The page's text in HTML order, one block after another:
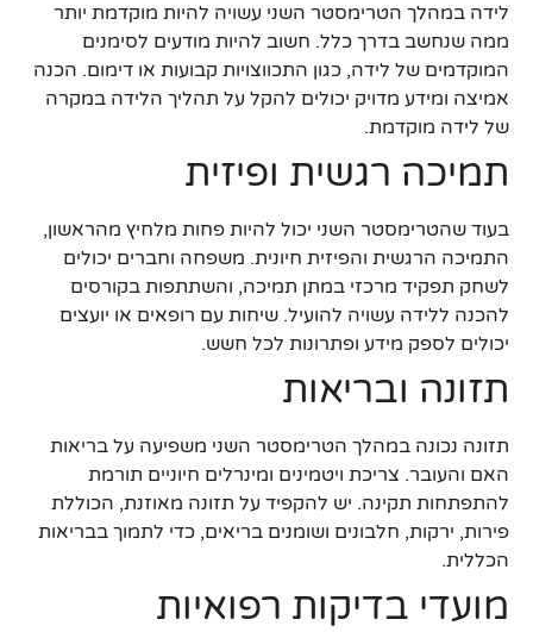
לידה במהלך הטרימסטר השני עשויה להיות מוקדמת יותר
ממה שנחשב בדרך כלל. חשוב להיות מודעים לסימנים
המוקדמים של לידה, כגון התכווצויות קבועות או דימום. הכנה
אמיצה ומידע מדויק יכולים להקל על תהליך הלידה במקרה
של לידה מוקדמת.
תמיכה רגשית ופיזית
בעוד שהטרימסטר השני יכול להיות פחות מלחיץ מהראשון,
התמיכה הרגשית והפיזית חיונית. משפחה וחברים יכולים
לשחק תפקיד מרכזי במתן תמיכה, והשתתפות בקורסים
להכנה ללידה עשויה להועיל. שיחות עם רופאים או יועצים
יכולים לספק מידע ופתרונות לכל חשש.
תזונה ובריאות
תזונה נכונה במהלך הטרימסטר השני משפיעה על בריאות
האם והעובר. צריכת ויטמינים ומינרלים חיוניים תורמת
להתפתחות תקינה. יש להקפיד על תזונה מאוזנת, הכוללת
פירות, ירקות, חלבונים ושומנים בריאים, כדי לתמוך בבריאות
הכללית.
מועדי בדיקות רפואיות